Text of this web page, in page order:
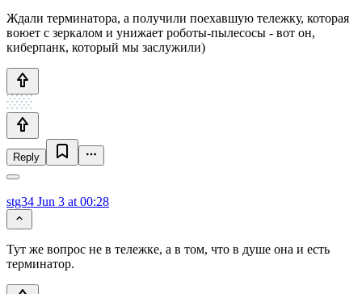
Ждали терминатора, а получили поехавшую тележку, которая
воюет с зеркалом и унижает роботы-пылесосы - вот он,
киберпанк, который мы заслужили)
Reply
stg34 Jun 3 at 00:28
Тут же вопрос не в тележке, а в том, что в душе она и есть
терминатор.